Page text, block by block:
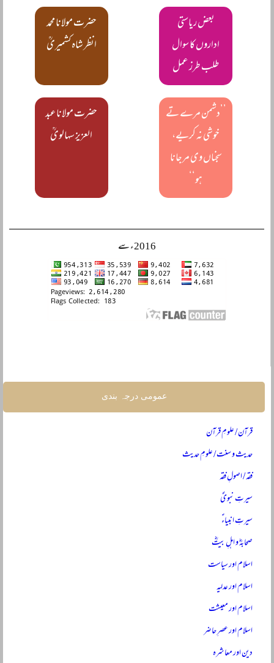
بعض ریاستی
اداروں کا سوال
طلب طرز عمل
حضرت مولانا محمد
انظر شاہ کشمیریؒ
’’دشمن مرے تے
خوشی نہ کریے،
سجناں وی مرجانا
ہو‘‘
حضرت مولانا عبد
العزیز سہالویؒ
2016ء سے
عمومی درجہ بندی
قرآن / علومِ قرآن
حدیث و سنت / علومِ حدیث
فقہ / اصولِ فقہ
سیرتِ نبویؐ
سیرتِ انبیاءؑ
صحابہؓ و اہلِ بیتؓ
اسلام اور سیاست
اسلام اور عدلیہ
اسلام اور معیشت
اسلام اور عصرِ حاضر
دین اور معاشرہ